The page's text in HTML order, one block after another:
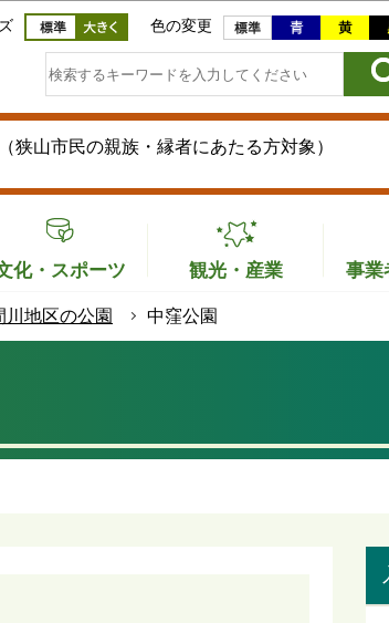
の本文へ移動
色の変更
狭山市民の親族・縁者にあたる方対象）
化・スポーツ 観光・産業 事業
川地区の公園 中窪公園